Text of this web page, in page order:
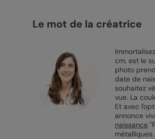
Le mot de la créatrice
cm, est le
photo
date de
souhaitez
vue. La
Et avec
annonce
naissance
métalliques.